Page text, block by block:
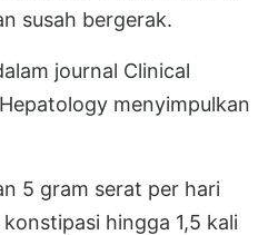
susah bergerak.
journal Clinical
menyimpulkan
5 gram serat per hari
hingga 1,5 kali